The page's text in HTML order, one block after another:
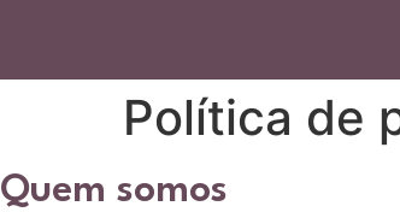
Política de
Quem somos